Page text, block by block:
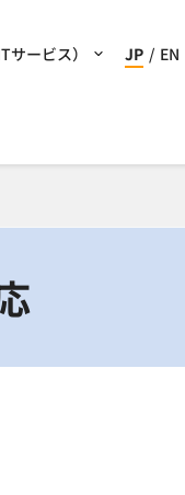
ービス） JP / EN